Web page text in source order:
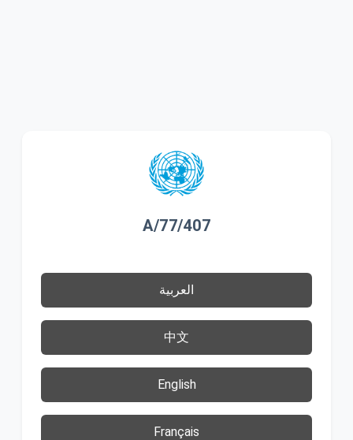
A/77/407
العربية
中文
English
Français